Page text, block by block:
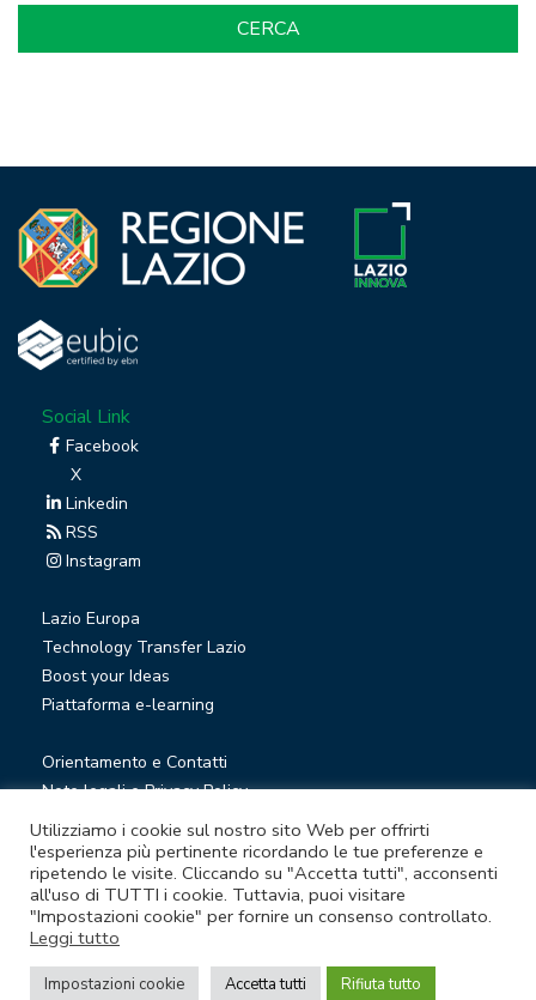
Social Link
Facebook
X
Linkedin
RSS
Instagram
Lazio Europa
Technology Transfer Lazio
Boost your Ideas
Piattaforma e-learning
Orientamento e Contatti
Note legali e Privacy Policy
Privacy Newsletter
Società trasparente
Whistleblowing
© Lazio Innova S.p.A. società soggetta a direzione e
coordinamento della Regione Lazio
Utilizziamo i cookie sul nostro sito Web per offrirti
l'esperienza più pertinente ricordando le tue preferenze e
ripetendo le visite. Cliccando su "Accetta tutti", acconsenti
all'uso di TUTTI i cookie. Tuttavia, puoi visitare
"Impostazioni cookie" per fornire un consenso controllato.
Leggi tutto
Impostazioni cookie Accetta tutti Rifiuta tutto